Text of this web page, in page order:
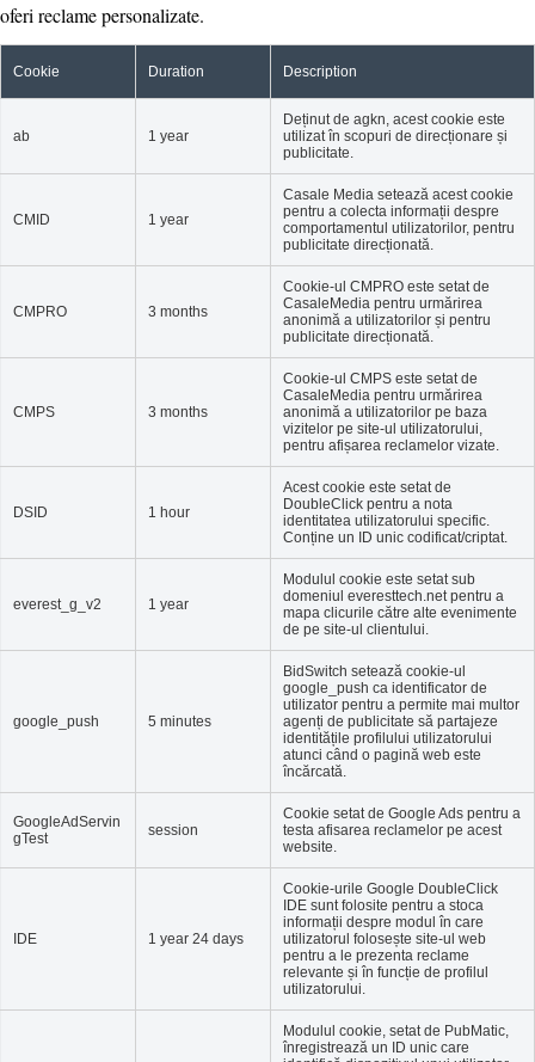
oferi reclame personalizate.
Cookie Duration Description
ab 1 year
Deținut de agkn, acest cookie este
utilizat în scopuri de direcționare și
publicitate.
CMID 1 year
Casale Media setează acest cookie
pentru a colecta informații despre
comportamentul utilizatorilor, pentru
publicitate direcționată.
CMPRO 3 months
Cookie-ul CMPRO este setat de
CasaleMedia pentru urmărirea
anonimă a utilizatorilor și pentru
publicitate direcționată.
CMPS 3 months
Cookie-ul CMPS este setat de
CasaleMedia pentru urmărirea
anonimă a utilizatorilor pe baza
vizitelor pe site-ul utilizatorului,
pentru afișarea reclamelor vizate.
DSID 1 hour
Acest cookie este setat de
DoubleClick pentru a nota
identitatea utilizatorului specific.
Conține un ID unic codificat/criptat.
everest_g_v2 1 year
Modulul cookie este setat sub
domeniul everesttech.net pentru a
mapa clicurile către alte evenimente
de pe site-ul clientului.
google_push 5 minutes
BidSwitch setează cookie-ul
google_push ca identificator de
utilizator pentru a permite mai multor
agenți de publicitate să partajeze
identitățile profilului utilizatorului
atunci când o pagină web este
încărcată.
GoogleAdServin
gTest
session
Cookie setat de Google Ads pentru a
testa afisarea reclamelor pe acest
website.
IDE 1 year 24 days
Cookie-urile Google DoubleClick
IDE sunt folosite pentru a stoca
informații despre modul în care
utilizatorul folosește site-ul web
pentru a le prezenta reclame
relevante și în funcție de profilul
utilizatorului.
Modulul cookie, setat de PubMatic,
înregistrează un ID unic care